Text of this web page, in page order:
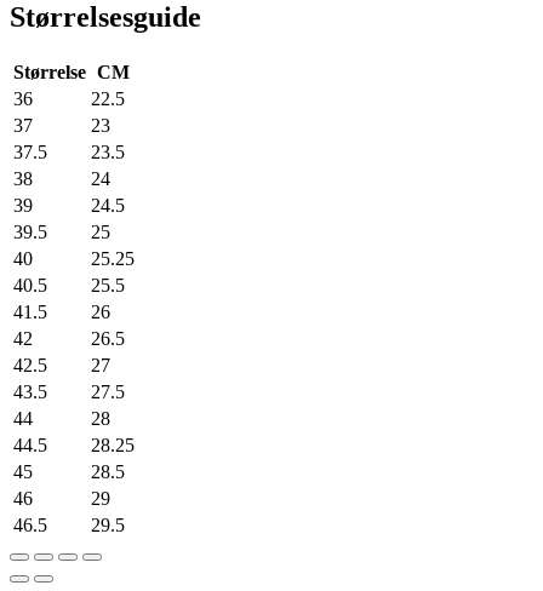
Størrelsesguide
Størrelse CM
36
22.5
37
23
37.5
23.5
38
24
39
24.5
39.5
25
40
25.25
40.5
25.5
41.5
26
42
26.5
42.5
27
43.5
27.5
44
28
44.5
28.25
45
28.5
46
29
46.5
29.5